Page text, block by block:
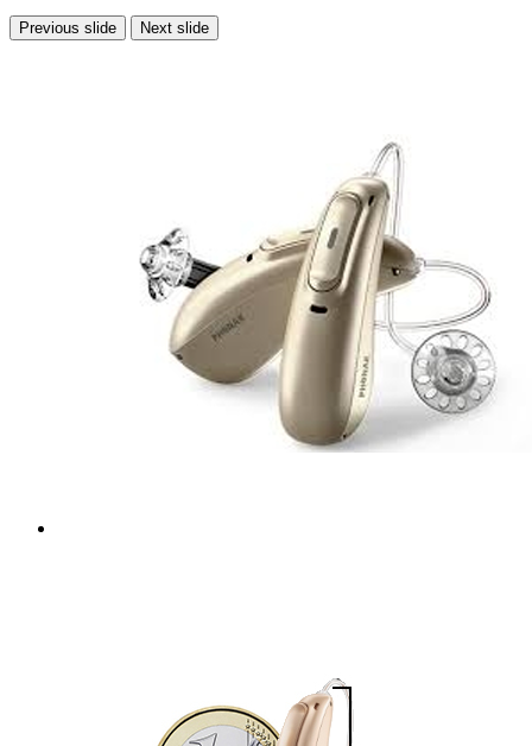
Previous slide Next slide